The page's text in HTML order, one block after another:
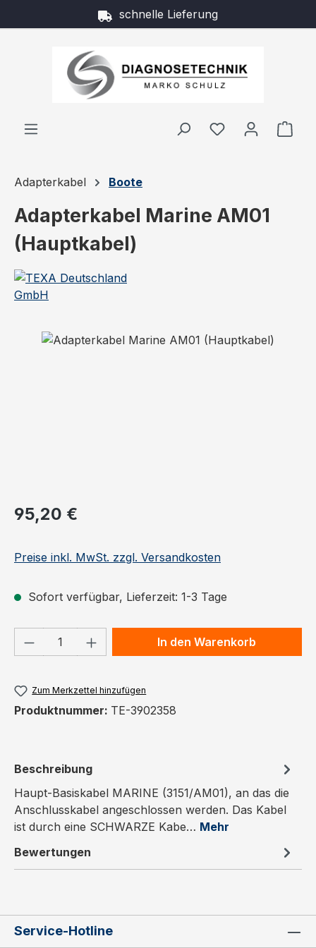
Zum Hauptinhalt springenschnelle Lieferung
Adapterkabel Boote
Adapterkabel Marine AM01
(Hauptkabel)
Bildergalerie überspringen
Regulärer Preis:
95,20 €
Preise inkl. MwSt. zzgl. Versandkosten
Sofort verfügbar, Lieferzeit: 1-3 Tage
Produkt Anzahl: Gib denIn den Warenkorb
Zum Merkzettel hinzufügen
Produktnummer: TE-3902358
Beschreibung
Haupt-Basiskabel MARINE (3151/AM01), an das die
Anschlusskabel angeschlossen werden. Das Kabel
ist durch eine SCHWARZE Kabe… Mehr
Bewertungen
Service-Hotline